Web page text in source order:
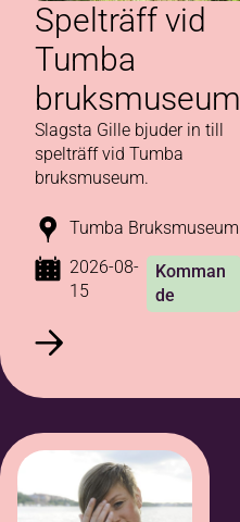
Spelträff vid
Tumba
bruksmuseum
Slagsta Gille bjuder in till
spelträff vid Tumba
bruksmuseum.
Tumba Bruksmuseum
2026-08-
15
Komman
de